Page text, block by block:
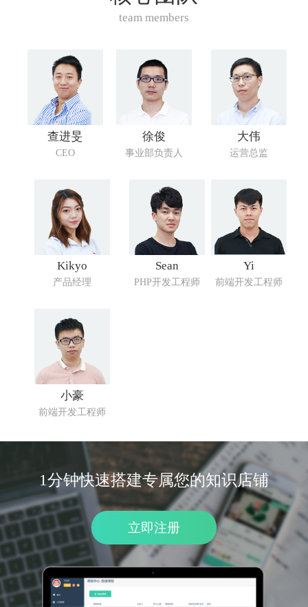
team members
查进旻
CEO
徐俊
事业部负责人
大伟
运营总监
Kikyo
产品经理
Sean
PHP开发工程师
Yi
前端开发工程师
小豪
前端开发工程师
1分钟快速搭建专属您的知识店铺
立即注册